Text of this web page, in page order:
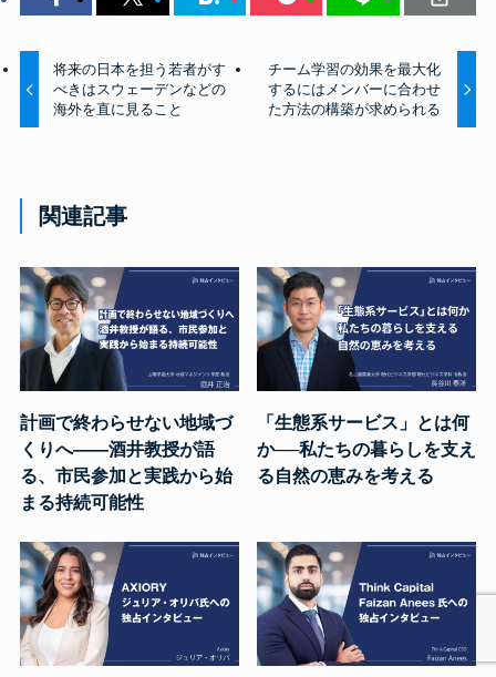
将来の日本を担う若者がす
べきはスウェーデンなどの
海外を直に見ること
チーム学習の効果を最大化
するにはメンバーに合わせ
た方法の構築が求められる
関連記事
計画で終わらせない地域づ
くりへ――酒井教授が語
る、市民参加と実践から始
まる持続可能性
「生態系サービス」とは何
か──私たちの暮らしを支え
る自然の恵みを考える